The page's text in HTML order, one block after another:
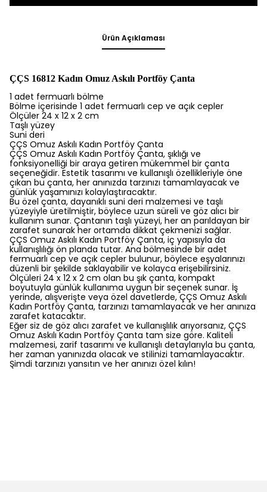
Ürün Açıklaması
ÇÇS 16812 Kadın Omuz Askılı Portföy Çanta
1 adet fermuarlı bölme
Bölme içerisinde 1 adet fermuarlı cep ve açık cepler
Ölçüler 24 x 12 x 2 cm
Taşlı yüzey
Suni deri
ÇÇS Omuz Askılı Kadın Portföy Çanta
ÇÇS Omuz Askılı Kadın Portföy Çanta, şıklığı ve
fonksiyonelliği bir araya getiren mükemmel bir çanta
seçeneğidir. Estetik tasarımı ve kullanışlı özellikleriyle öne
çıkan bu çanta, her anınızda tarzınızı tamamlayacak ve
günlük yaşamınızı kolaylaştıracaktır.
Bu özel çanta, dayanıklı suni deri malzemesi ve taşlı
yüzeyiyle üretilmiştir, böylece uzun süreli ve göz alıcı bir
kullanım sunar. Çantanın taşlı yüzeyi, her an parıldayan bir
zarafet sunarak her ortamda dikkat çekmenizi sağlar.
ÇÇS Omuz Askılı Kadın Portföy Çanta, iç yapısıyla da
kullanışlılığı ön planda tutar. Ana bölmesinde bir adet
fermuarlı cep ve açık cepler bulunur, böylece eşyalarınızı
düzenli bir şekilde saklayabilir ve kolayca erişebilirsiniz.
Ölçüleri 24 x 12 x 2 cm olan bu şık çanta, kompakt
boyutuyla günlük kullanıma uygun bir seçenek sunar. İş
yerinde, alışverişte veya özel davetlerde, ÇÇS Omuz Askılı
Kadın Portföy Çanta, tarzınızı tamamlayacak ve her anınıza
zarafet katacaktır.
Eğer siz de göz alıcı zarafet ve kullanışlılık arıyorsanız, ÇÇS
Omuz Askılı Kadın Portföy Çanta tam size göre. Kaliteli
malzemesi, zarif tasarımı ve kullanışlı detaylarıyla bu çanta,
her zaman yanınızda olacak ve stilinizi tamamlayacaktır.
Şimdi tarzınızı yansıtın ve her anınızı özel kılın!